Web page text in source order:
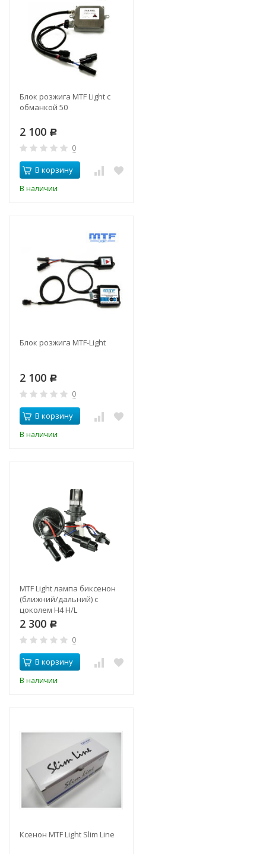
Блок розжига MTF Light c
обманкой 50
2 100 Р
0
В корзину
В наличии
Блок розжига MTF-Light
2 100 Р
0
В корзину
В наличии
MTF Light лампа биксенон
(ближний/дальний) с
цоколем H4 H/L
2 300 Р
0
В корзину
В наличии
Ксенон MTF Light Slim Line